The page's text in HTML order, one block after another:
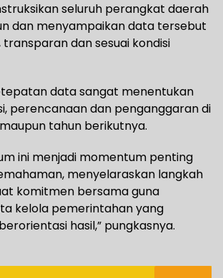
seluruh perangkat daerah
dan menyampaikan data tersebut
dan sesuai kondisi
data sangat menentukan
perencanaan dan penganggaran di
tahun berikutnya.
ini menjadi momentum penting
menyelaraskan langkah
komitmen bersama guna
kelola pemerintahan yang
hasil,” pungkasnya.